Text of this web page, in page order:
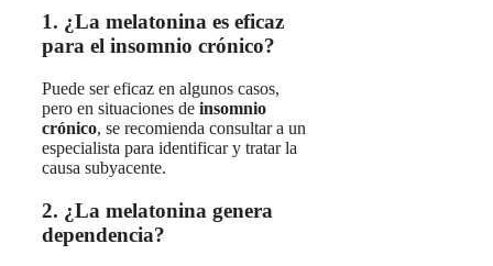
1. ¿La melatonina es eficaz
para el insomnio crónico?
Puede ser eficaz en algunos casos,
pero en situaciones de insomnio
crónico, se recomienda consultar a un
especialista para identificar y tratar la
causa subyacente.
2. ¿La melatonina genera
dependencia?